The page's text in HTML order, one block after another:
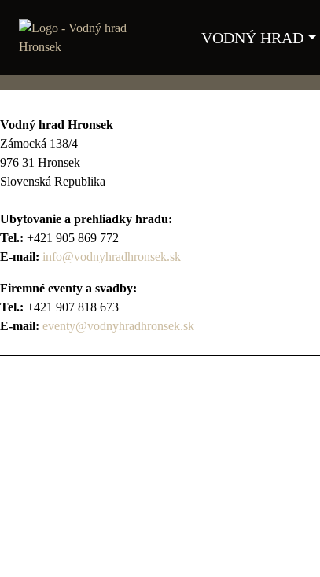
VODNÝ HRAD
Vodný hrad Hronsek
Zámocká 138/4
976 31 Hronsek
Slovenská Republika
Ubytovanie a prehliadky hradu:
Tel.: +421 905 869 772
E-mail: info@vodnyhradhronsek.sk
Firemné eventy a svadby:
Tel.: +421 907 818 673
E-mail: eventy@vodnyhradhronsek.sk